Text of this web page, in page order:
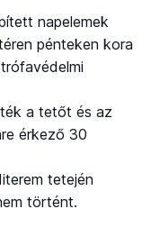
napelemek
pénteken kora
a tetőt és az
érkező 30
tetején
történt.